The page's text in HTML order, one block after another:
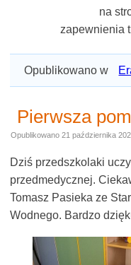
na
zapewnienia
Opublikowano w
Pierwsza
Opublikowano 21 października
Dziś przedszkolaki
przedmedycznej.
Tomasz Pasieka ze
Wodnego. Bardzo